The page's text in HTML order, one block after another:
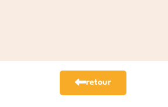
retour